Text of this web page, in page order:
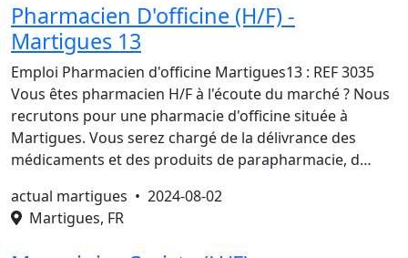
Pharmacien D'officine (H/F) -
Martigues 13
Emploi Pharmacien d'officine Martigues13 : REF 3035
Vous êtes pharmacien H/F à l'écoute du marché ? Nous
recrutons pour une pharmacie d'officine située à
Martigues. Vous serez chargé de la délivrance des
médicaments et des produits de parapharmacie, d…
actual martigues • 2024-08-02
Martigues, FR